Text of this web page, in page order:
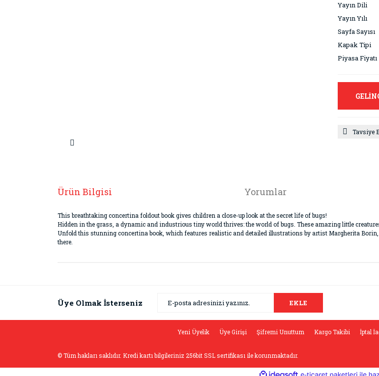
Yayın Dili
Yayın Yılı
Sayfa Sayısı
Kapak Tipi
Piyasa Fiyatı
Tavsiye
Ürün Bilgisi Yorumlar
This breathtaking concertina foldout book gives children a close-up look at the secret life of bugs!
Hidden in the grass, a dynamic and industrious tiny world thrives: the world of bugs. These amazing little
Unfold this stunning concertina book, which features realistic and detailed illustrations by artist Margherita
there.
Yorum Yaz
Ürün resmi kalitesiz, bozuk veya görüntülenemiyor.
Bu ürüne benzer farklı alternatifler olmalı.
Üye Olmak İsterseniz EKLE
Yeni Üyelik Üye Girişi Şifremi Unuttum Kargo Takibi İptal
© Tüm hakları saklıdır. Kredi kartı bilgileriniz 256bit SSL sertifikası ile korunmaktadır.